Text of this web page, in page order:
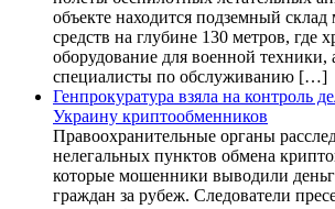
объекте находится подземный
средств на глубине 130 метров, где
оборудование для военной техники,
специалисты по обслуживанию […]
Генпрокуратура взяла на контроль
Украину криптообменников
Правоохранительные органы
нелегальных пунктов обмена
которые мошенники выводили
граждан за рубеж. Следователи